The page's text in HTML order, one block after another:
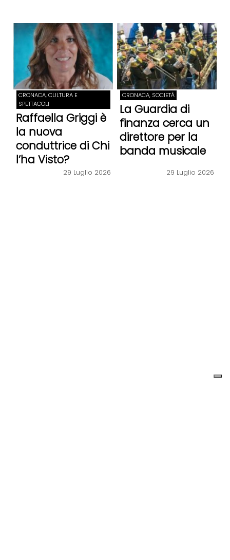
CRONACA, CULTURA E
SPETTACOLI
Raffaella Griggi è
la nuova
conduttrice di Chi
l’ha Visto?
29 Luglio 2026
CRONACA, SOCIETÀ
La Guardia di
finanza cerca un
direttore per la
banda musicale
29 Luglio 2026